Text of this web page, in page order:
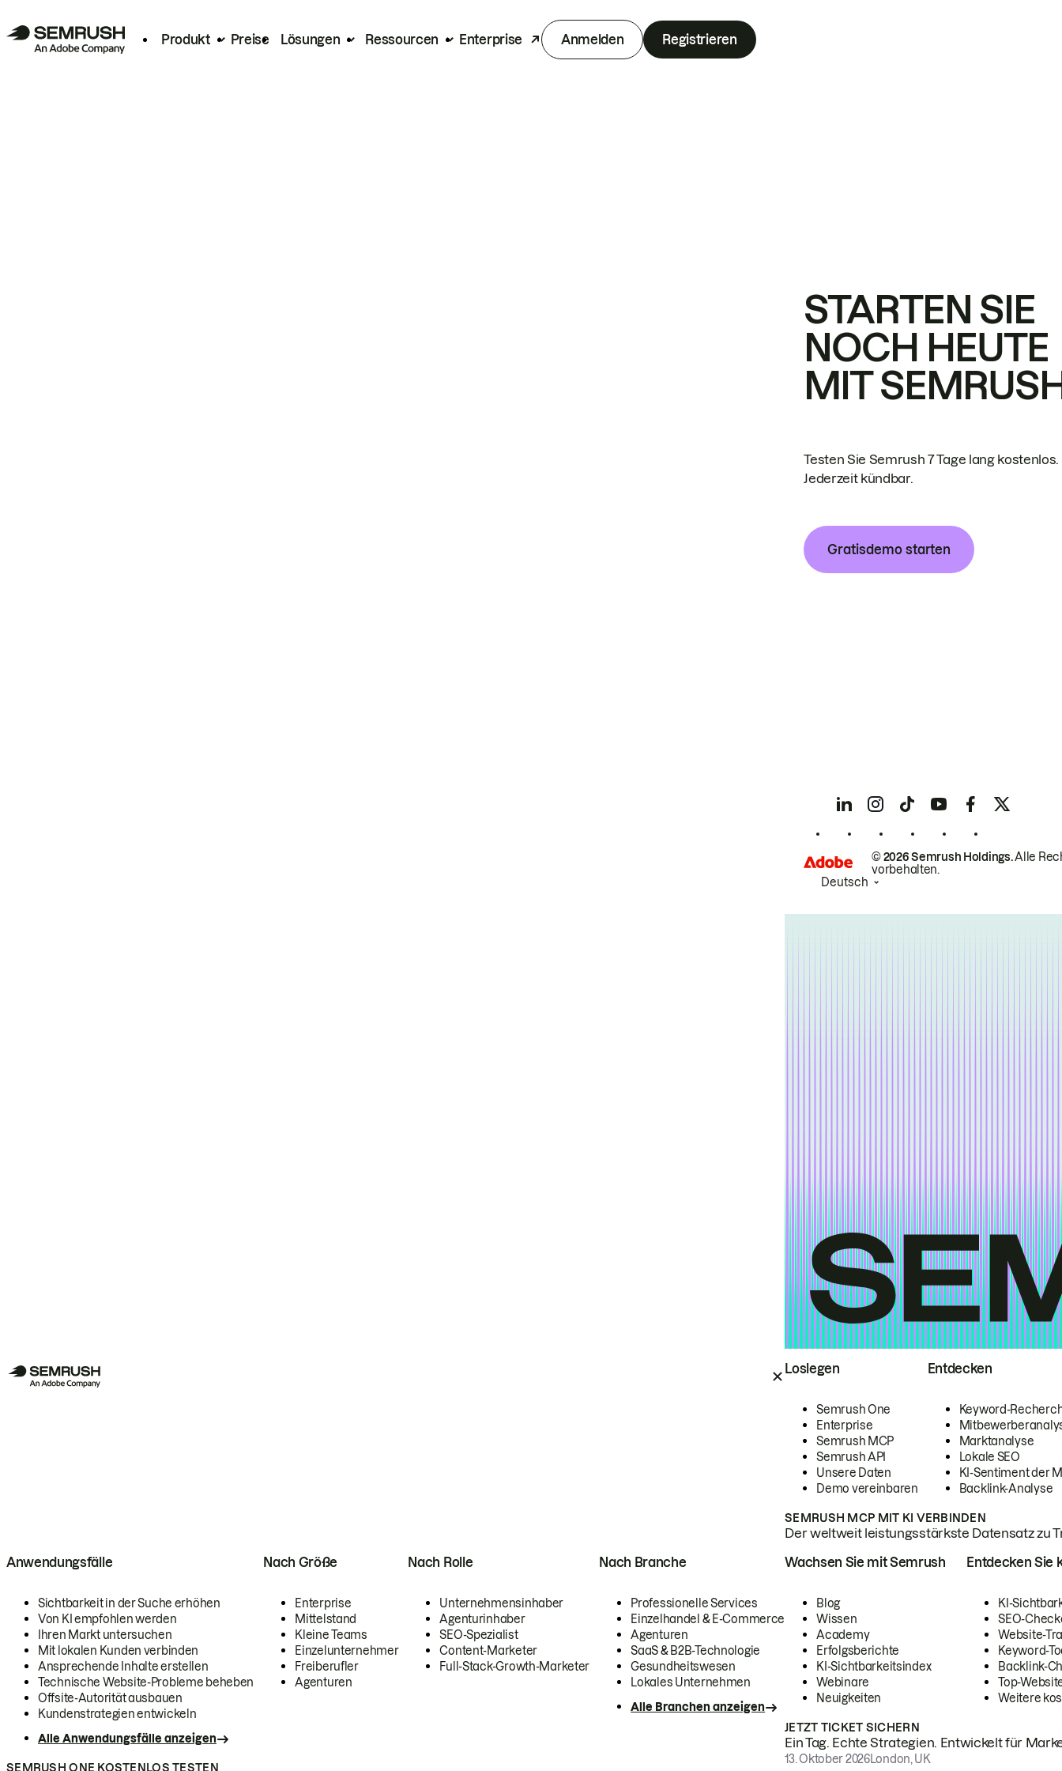
Produkt Preise Lösungen Ressourcen Enterprise Anmelden Registrieren
Loslegen
Semrush One
Enterprise
Semrush MCP
Semrush API
Unsere Daten
Demo vereinbaren
Entdecken
Keyword-
Marktanalyse
Lokale SEO
KI-Sentiment der
Backlink-Analyse
SEMRUSH MCP MIT KI VERBINDEN
Der weltweit leistungsstärkste Datensatz zu
Anwendungsfälle
Sichtbarkeit in der Suche erhöhen
Von KI empfohlen werden
Ihren Markt untersuchen
Mit lokalen Kunden verbinden
Ansprechende Inhalte erstellen
Technische Website-Probleme beheben
Offsite-Autorität ausbauen
Kundenstrategien entwickeln
Alle Anwendungsfälle anzeigen
Nach Größe
Enterprise
Mittelstand
Kleine Teams
Einzelunternehmer
Freiberufler
Agenturen
Nach Rolle
Unternehmensinhaber
Agenturinhaber
SEO-Spezialist
Content-Marketer
Full-Stack-Growth-Marketer
Nach Branche
Professionelle Services
Einzelhandel & E-Commerce
Agenturen
SaaS & B2B-Technologie
Gesundheitswesen
Lokales Unternehmen
Alle Branchen anzeigen
SEMRUSH ONE KOSTENLOS TESTEN
Wachsen Sie mit Semrush
Blog
Wissen
Academy
Erfolgsberichte
KI-Sichtbarkeitsindex
Webinare
Neuigkeiten
Entdecken Sie
KI-
SEO-
Website-
Keyword-
Backlink-
Top-
Weitere
JETZT TICKET SICHERN
Ein Tag. Echte Strategien. Entwickelt für
13. Oktober 2026London, UK
STARTEN SIE
NOCH HEUTE
MIT
Testen Sie Semrush 7 Tage lang kostenlos.
Jederzeit kündbar.
Gratisdemo starten
© 2026 Semrush Holdings.Alle
vorbehalten.
Deutsch